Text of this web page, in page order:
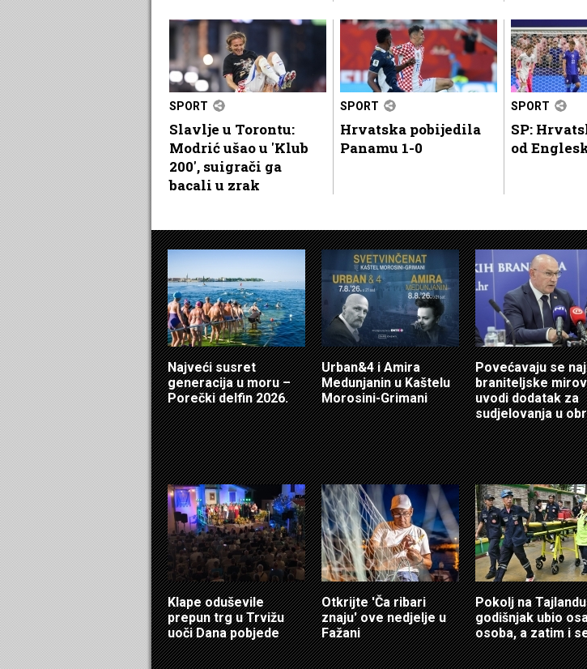
SPORT
Slavlje u Torontu:
Modrić ušao u 'Klub
200', suigrači ga
bacali u zrak
SPORT
Hrvatska pobijedila
Panamu 1-0
SPORT
SP:
od
Najveći susret
generacija u moru –
Porečki delfin 2026.
Urban&4 i Amira
Medunjanin u Kaštelu
Morosini-Grimani
Povećavaju se
braniteljske
uvodi dodatak za
sudjelovanja u
Klape oduševile
prepun trg u Trvižu
uoči Dana pobjede
Otkrijte 'Ča ribari
znaju' ove nedjelje u
Fažani
Pokolj na
godišnjak ubio
osoba, a zatim i